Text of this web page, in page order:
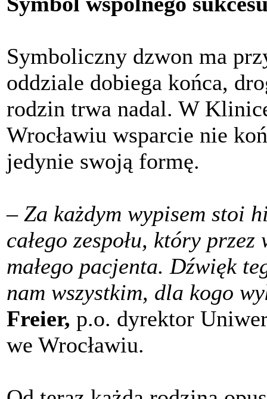
Symboliczny dzwon ma
oddziale dobiega końca,
rodzin trwa nadal. W
Wrocławiu wsparcie nie
jedynie swoją formę.
– Za każdym wypisem stoi
całego zespołu, który
małego pacjenta. Dźwięk
nam wszystkim, dla kogo
Freier, p.o. dyrektor
we Wrocławiu.